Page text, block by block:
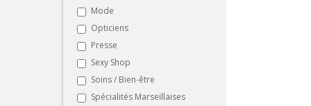
Mode
Opticiens
Presse
Sexy Shop
Soins / Bien-être
Spécialités Marseillaises